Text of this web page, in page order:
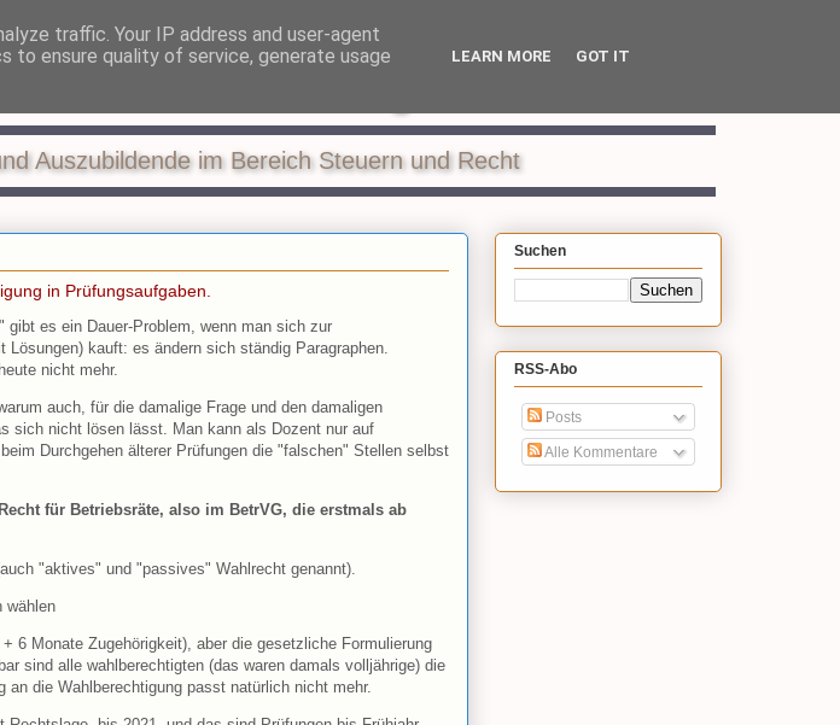
in der Ausbildung
Auszubildende im Bereich Steuern und Recht
in Prüfungsaufgaben.
gibt es ein Dauer-Problem, wenn man sich zur
Lösungen) kauft: es ändern sich ständig Paragraphen.
nicht mehr.
auch, für die damalige Frage und den damaligen
sich nicht lösen lässt. Man kann als Dozent nur auf
Durchgehen älterer Prüfungen die "falschen" Stellen selbst
für Betriebsräte, also im BetrVG, die erstmals ab
"aktives" und "passives" Wahlrecht genannt).
wählen
6 Monate Zugehörigkeit), aber die gesetzliche Formulierung
sind alle wahlberechtigten (das waren damals volljährige) die
die Wahlberechtigung passt natürlich nicht mehr.
Suchen
RSS-Abo
Posts
Alle Kommentare
traffic. Your IP address and user-agent
to ensure quality of service, generate usage
LEARN MORE GOT IT